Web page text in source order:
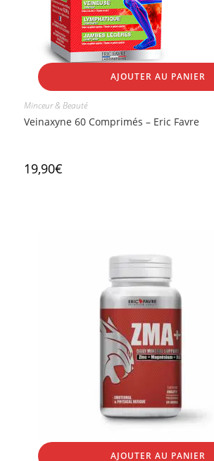
AJOUTER AU PANIER
Minceur & Beauté
Veinaxyne 60 Comprimés – Eric Favre
19,90€
AJOUTER AU PANIER